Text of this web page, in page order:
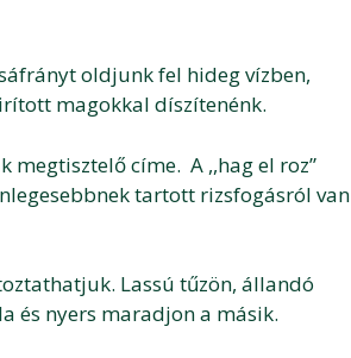
oldjunk fel hideg vízben,
magokkal díszítenénk.
megtisztelő címe. A ,,hag el roz”
tartott rizsfogásról van
Lassú tűzön, állandó
és nyers maradjon a másik.